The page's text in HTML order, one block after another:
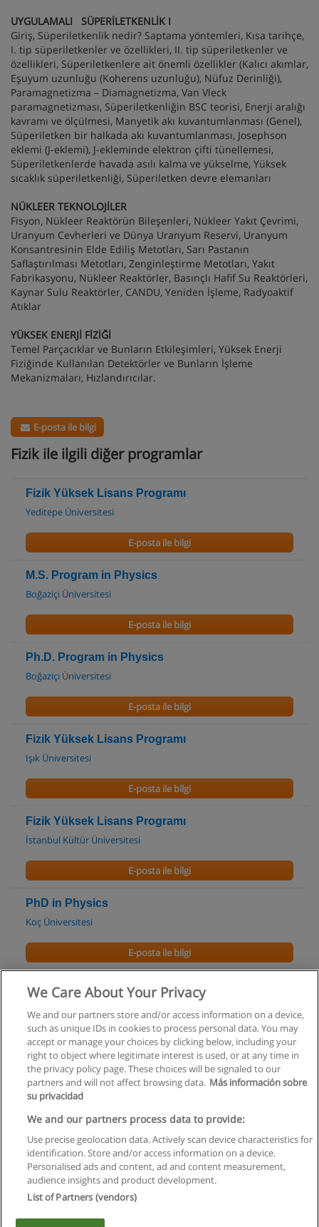
UYGULAMALI SÜPERİLETKENLİK I
Giriş, Süperiletkenlik nedir? Saptama yöntemleri, Kısa tarihçe,
I. tip süperiletkenler ve özellikleri, II. tip süperiletkenler ve
özellikleri, Süperiletkenlere ait önemli özellikler (Kalıcı akımlar,
Eşuyum uzunluğu (Koherens uzunluğu), Nüfuz Derinliği),
Paramagnetizma – Diamagnetizma, Van Vleck
paramagnetizması, Süperiletkenliğin BSC teorisi, Enerji aralığı
kavramı ve ölçülmesi, Manyetik akı kuvantumlanması (Genel),
Süperiletken bir halkada akı kuvantumlanması, Josephson
eklemi (J-eklemi), J-ekleminde elektron çifti tünellemesi,
Süperiletkenlerde havada asılı kalma ve yükselme, Yüksek
sıcaklık süperiletkenliği, Süperiletken devre elemanları
NÜKLEER TEKNOLOJİLER
Fisyon, Nükleer Reaktörün Bileşenleri, Nükleer Yakıt Çevrimi,
Uranyum Cevherleri ve Dünya Uranyum Reservi, Uranyum
Konsantresinin Elde Ediliş Metotları, Sarı Pastanın
Saflaştırılması Metotları, Zenginleştirme Metotları, Yakıt
Fabrikasyonu, Nükleer Reaktörler, Basınçlı Hafif Su Reaktörleri,
Kaynar Sulu Reaktörler, CANDU, Yeniden İşleme, Radyoaktif
Atıklar
YÜKSEK ENERJİ FİZİĞİ
Temel Parçacıklar ve Bunların Etkileşimleri, Yüksek Enerji
Fiziğinde Kullanılan Detektörler ve Bunların İşleme
Mekanizmaları, Hızlandırıcılar.
E-posta ile bilgi
Fizik ile ilgili diğer programlar
Fizik Yüksek Lisans Programı
Yeditepe Üniversitesi
E-posta ile bilgi
M.S. Program in Physics
Boğaziçi Üniversitesi
E-posta ile bilgi
Ph.D. Program in Physics
Boğaziçi Üniversitesi
E-posta ile bilgi
Fizik Yüksek Lisans Programı
Işık Üniversitesi
E-posta ile bilgi
Fizik Yüksek Lisans Programı
İstanbul Kültür Üniversitesi
E-posta ile bilgi
PhD in Physics
Koç Üniversitesi
E-posta ile bilgi
Master of Science (M.Sc.) in Physics
E-posta ile bilgi
Kullanım koşulları
Gizlilik politikası
İletişim Educaedu
Copyright © Educaedu Business S.L. - CIF : B-95610580: -
We Care About Your Privacy
We and our partners store and/or access information on a device,
such as unique IDs in cookies to process personal data. You may
accept or manage your choices by clicking below, including your
right to object where legitimate interest is used, or at any time in
the privacy policy page. These choices will be signaled to our
partners and will not affect browsing data. Más información sobre
su privacidad
We and our partners process data to provide:
Use precise geolocation data. Actively scan device characteristics for
identification. Store and/or access information on a device.
Personalised ads and content, ad and content measurement,
audience insights and product development.
List of Partners (vendors)